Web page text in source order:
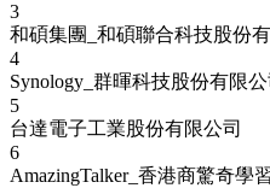
3
和碩集團_和碩聯合科技股份
4
Synology_群暉科技股份有限公
5
台達電子工業股份有限公司
6
AmazingTalker_香港商驚奇學